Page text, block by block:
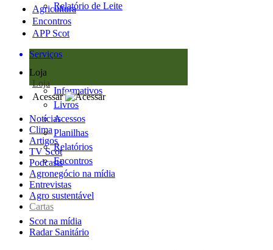
Relatório de Leite
Agricultura
Encontros
APP Scot
Serviços
Loja
Loja
Informativos
Livros
Acessos
Planilhas
Relatórios
Encontros
Acessar
Notícias
Clima
Artigos
TV Scot
Podcasts
Agronegócio na mídia
Entrevistas
Agro sustentável
Cartas
Scot na mídia
Radar Sanitário